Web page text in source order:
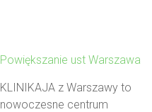
Powiększanie ust Warszawa
KLINIKAJA z Warszawy to
nowoczesne centrum